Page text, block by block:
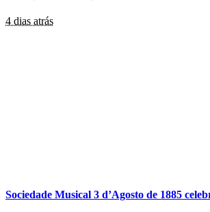
4 dias atrás
Sociedade Musical 3 d’Agosto de 1885